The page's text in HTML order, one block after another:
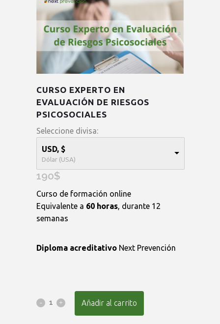
CURSO EXPERTO EN
EVALUACIÓN DE RIESGOS
PSICOSOCIALES
Seleccione divisa:
USD, $
Dólar (USA)
190$
Curso de formación online
Equivalente a 60 horas, durante 12
semanas
Diploma acreditativo Next Prevención
Curso Añadir al carrito